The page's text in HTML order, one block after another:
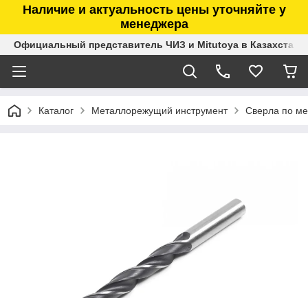
Наличие и актуальность цены уточняйте у
менеджера
Официальный представитель ЧИЗ и Mitutoya в Казахстане
Каталог Металлорежущий инструмент Сверла по